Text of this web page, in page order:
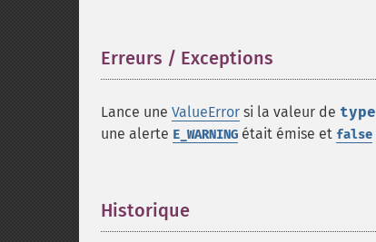
Erreurs / Exceptions
Lance une ValueError si la valeur de type
une alerte E_WARNING était émise et false
Historique